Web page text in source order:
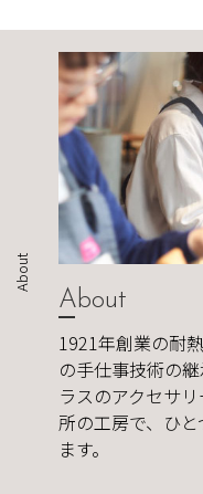
About
About
1921年創業の耐
の手仕事技術の
ラスのアクセサ
所の工房で、ひ
ます。